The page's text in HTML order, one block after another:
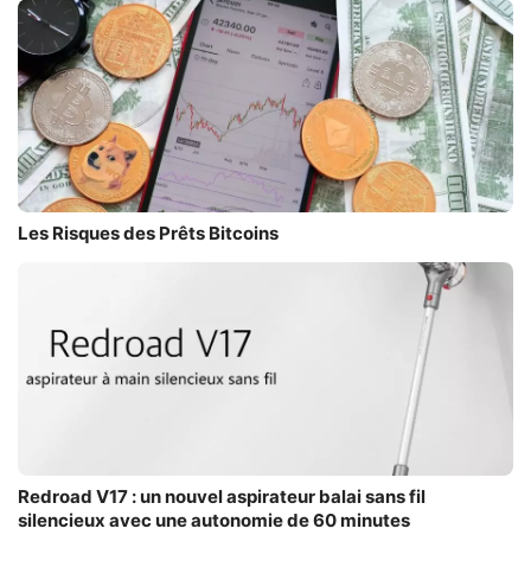
Les Risques des Prêts Bitcoins
Redroad V17 : un nouvel aspirateur balai sans fil
silencieux avec une autonomie de 60 minutes